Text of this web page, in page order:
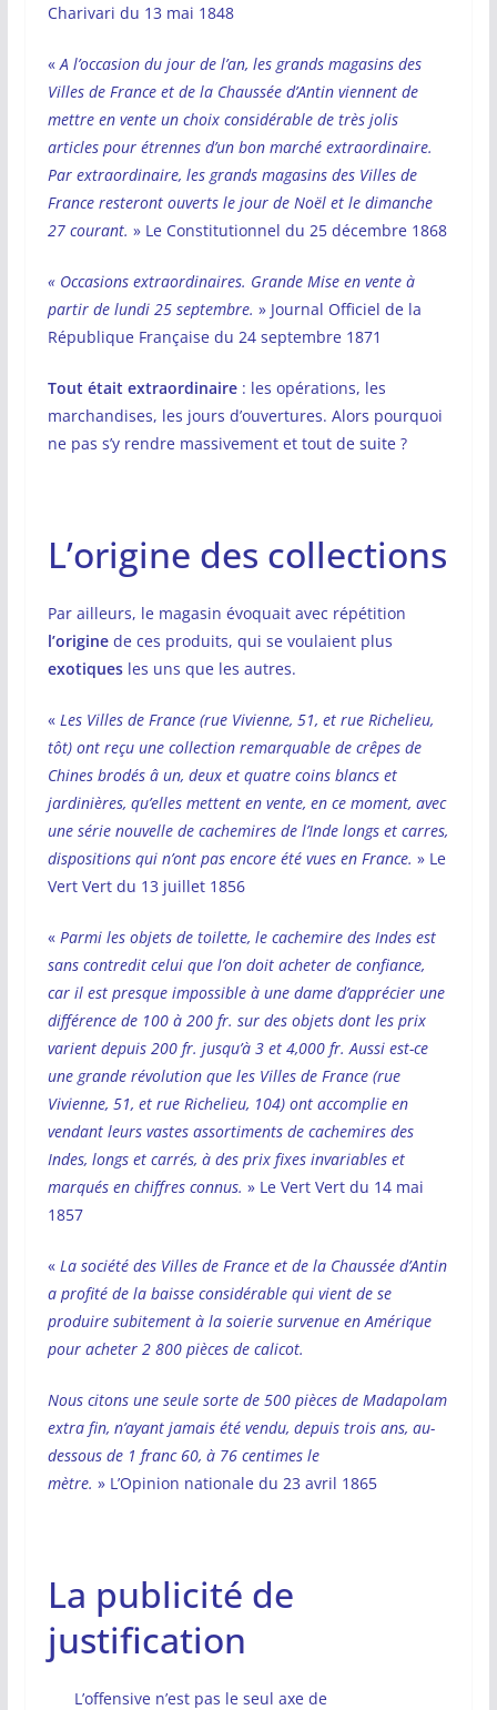
Charivari du 13 mai 1848
«A l’occasion du jour de l’an, les grands magasins des
Villes de France et de la Chaussée d’Antin viennent de
mettre en vente un choix considérable de très jolis
articles pour étrennes d’un bon marché extraordinaire.
Par extraordinaire, les grands magasins des Villes de
France resteront ouverts le jour de Noël et le dimanche
27 courant. » Le Constitutionnel du 25 décembre 1868
« Occasions extraordinaires. Grande Mise en vente à
partir de lundi 25 septembre. » Journal Officiel de la
République Française du 24 septembre 1871
Tout était extraordinaire: les opérations, les
marchandises, les jours d’ouvertures. Alors pourquoi
ne pas s’y rendre massivement et tout de suite ?
L’origine des collections
Par ailleurs, le magasin évoquait avec répétition
l’originede ces produits, qui se voulaient plus
exotiquesles uns que les autres.
«Les Villes de France (rue Vivienne, 51, et rue Richelieu,
tôt) ont reçu une collection remarquable de crêpes de
Chines brodés â un, deux et quatre coins blancs et
jardinières, qu’elles mettent en vente, en ce moment, avec
une série nouvelle de cachemires de l’Inde longs et carres,
dispositions qui n’ont pas encore été vues en France. » Le
Vert Vert du 13 juillet 1856
«Parmi les objets de toilette, le cachemire des Indes est
sans contredit celui que l’on doit acheter de confiance,
car il est presque impossible à une dame d’apprécier une
différence de 100 à 200 fr. sur des objets dont les prix
varient depuis 200 fr. jusqu’à 3 et 4,000 fr. Aussi est-ce
une grande révolution que les Villes de France (rue
Vivienne, 51, et rue Richelieu, 104) ont accomplie en
vendant leurs vastes assortiments de cachemires des
Indes, longs et carrés, à des prix fixes invariables et
marqués en chiffres connus. » Le Vert Vert du 14 mai
1857
«La société des Villes de France et de la Chaussée d’Antin
a profité de la baisse considérable qui vient de se
produire subitement à la soierie survenue en Amérique
pour acheter 2 800 pièces de calicot.
Nous citons une seule sorte de 500 pièces de Madapolam
extra fin, n’ayant jamais été vendu, depuis trois ans, au-
dessous de 1 franc 60, à 76 centimes le
mètre. » L’Opinion nationale du 23 avril 1865
La publicité de
justification
L’offensive n’est pas le seul axe de